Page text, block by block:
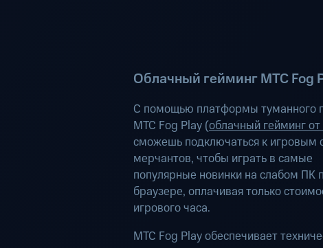
Облачный гейминг МТС Fog
С помощью платформы туманного
МТС Fog Play (облачный гейминг
сможешь подключаться к игровым
мерчантов, чтобы играть в самые
популярные новинки на слабом ПК
браузере, оплачивая только
игрового часа.
МТС Fog Play обеспечивает